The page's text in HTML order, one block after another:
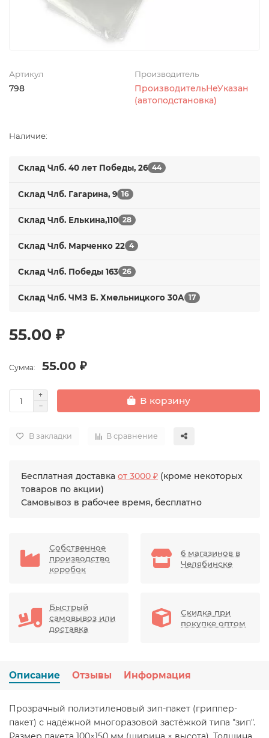
Артикул
798
Производитель
ПроизводительНеУказан
(автоподстановка)
Наличие:
Склад Члб. 40 лет Победы, 26 44
Склад Члб. Гагарина, 9 16
Склад Члб. Елькина,110 28
Склад Члб. Марченко 22 4
Склад Члб. Победы 163 26
Склад Члб. ЧМЗ Б. Хмельницкого 30А 17
55.00 ₽
Сумма: 55.00 ₽
В корзину
В закладки В сравнение
Бесплатная доставка от 3000 ₽ (кроме некоторых
товаров по акции)
Самовывоз в рабочее время, бесплатно
Собственное
производство
коробок
6 магазинов в
Челябинске
Быстрый
самовывоз или
доставка
Скидка при
покупке оптом
Описание Отзывы Информация
Прозрачный полиэтиленовый зип-пакет (гриппер-
пакет) с надёжной многоразовой застёжкой типа "зип".